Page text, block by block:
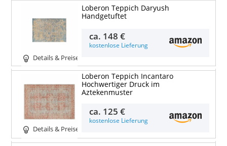
Details & Preise
Loberon Teppich Daryush
Handgetuftet
ca. 148 €
kostenlose Lieferung
Details & Preise
Loberon Teppich Incantaro
Hochwertiger Druck im
Aztekenmuster
ca. 125 €
kostenlose Lieferung